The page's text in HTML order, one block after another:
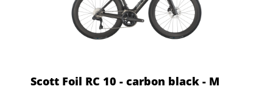
Scott Foil RC 10 - carbon black - M